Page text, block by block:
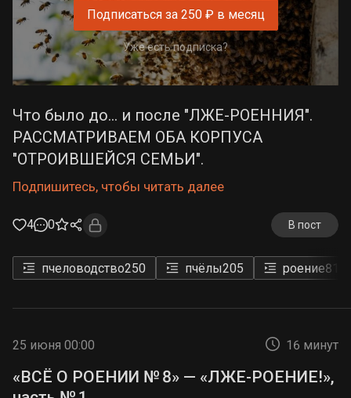
Подписаться за 250 ₽ в месяц
Уже есть подписка?
Что было до... и после "ЛЖЕ-РОЕННИЯ".
РАССМАТРИВАЕМ ОБА КОРПУСА
"ОТРОИВШЕЙСЯ СЕМЬИ".
Подпишитесь, чтобы читать далее
4 0 В пост
пчеловодство250 пчёлы205 роение81
25 июня 00:00 16 минут
«ВСЁ О РОЕНИИ № 8» — «ЛЖЕ-РОЕНИЕ!»,